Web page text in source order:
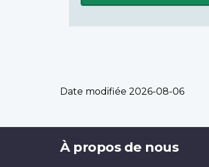
Date modifiée 2026-08-06
Brand
À propos de nous